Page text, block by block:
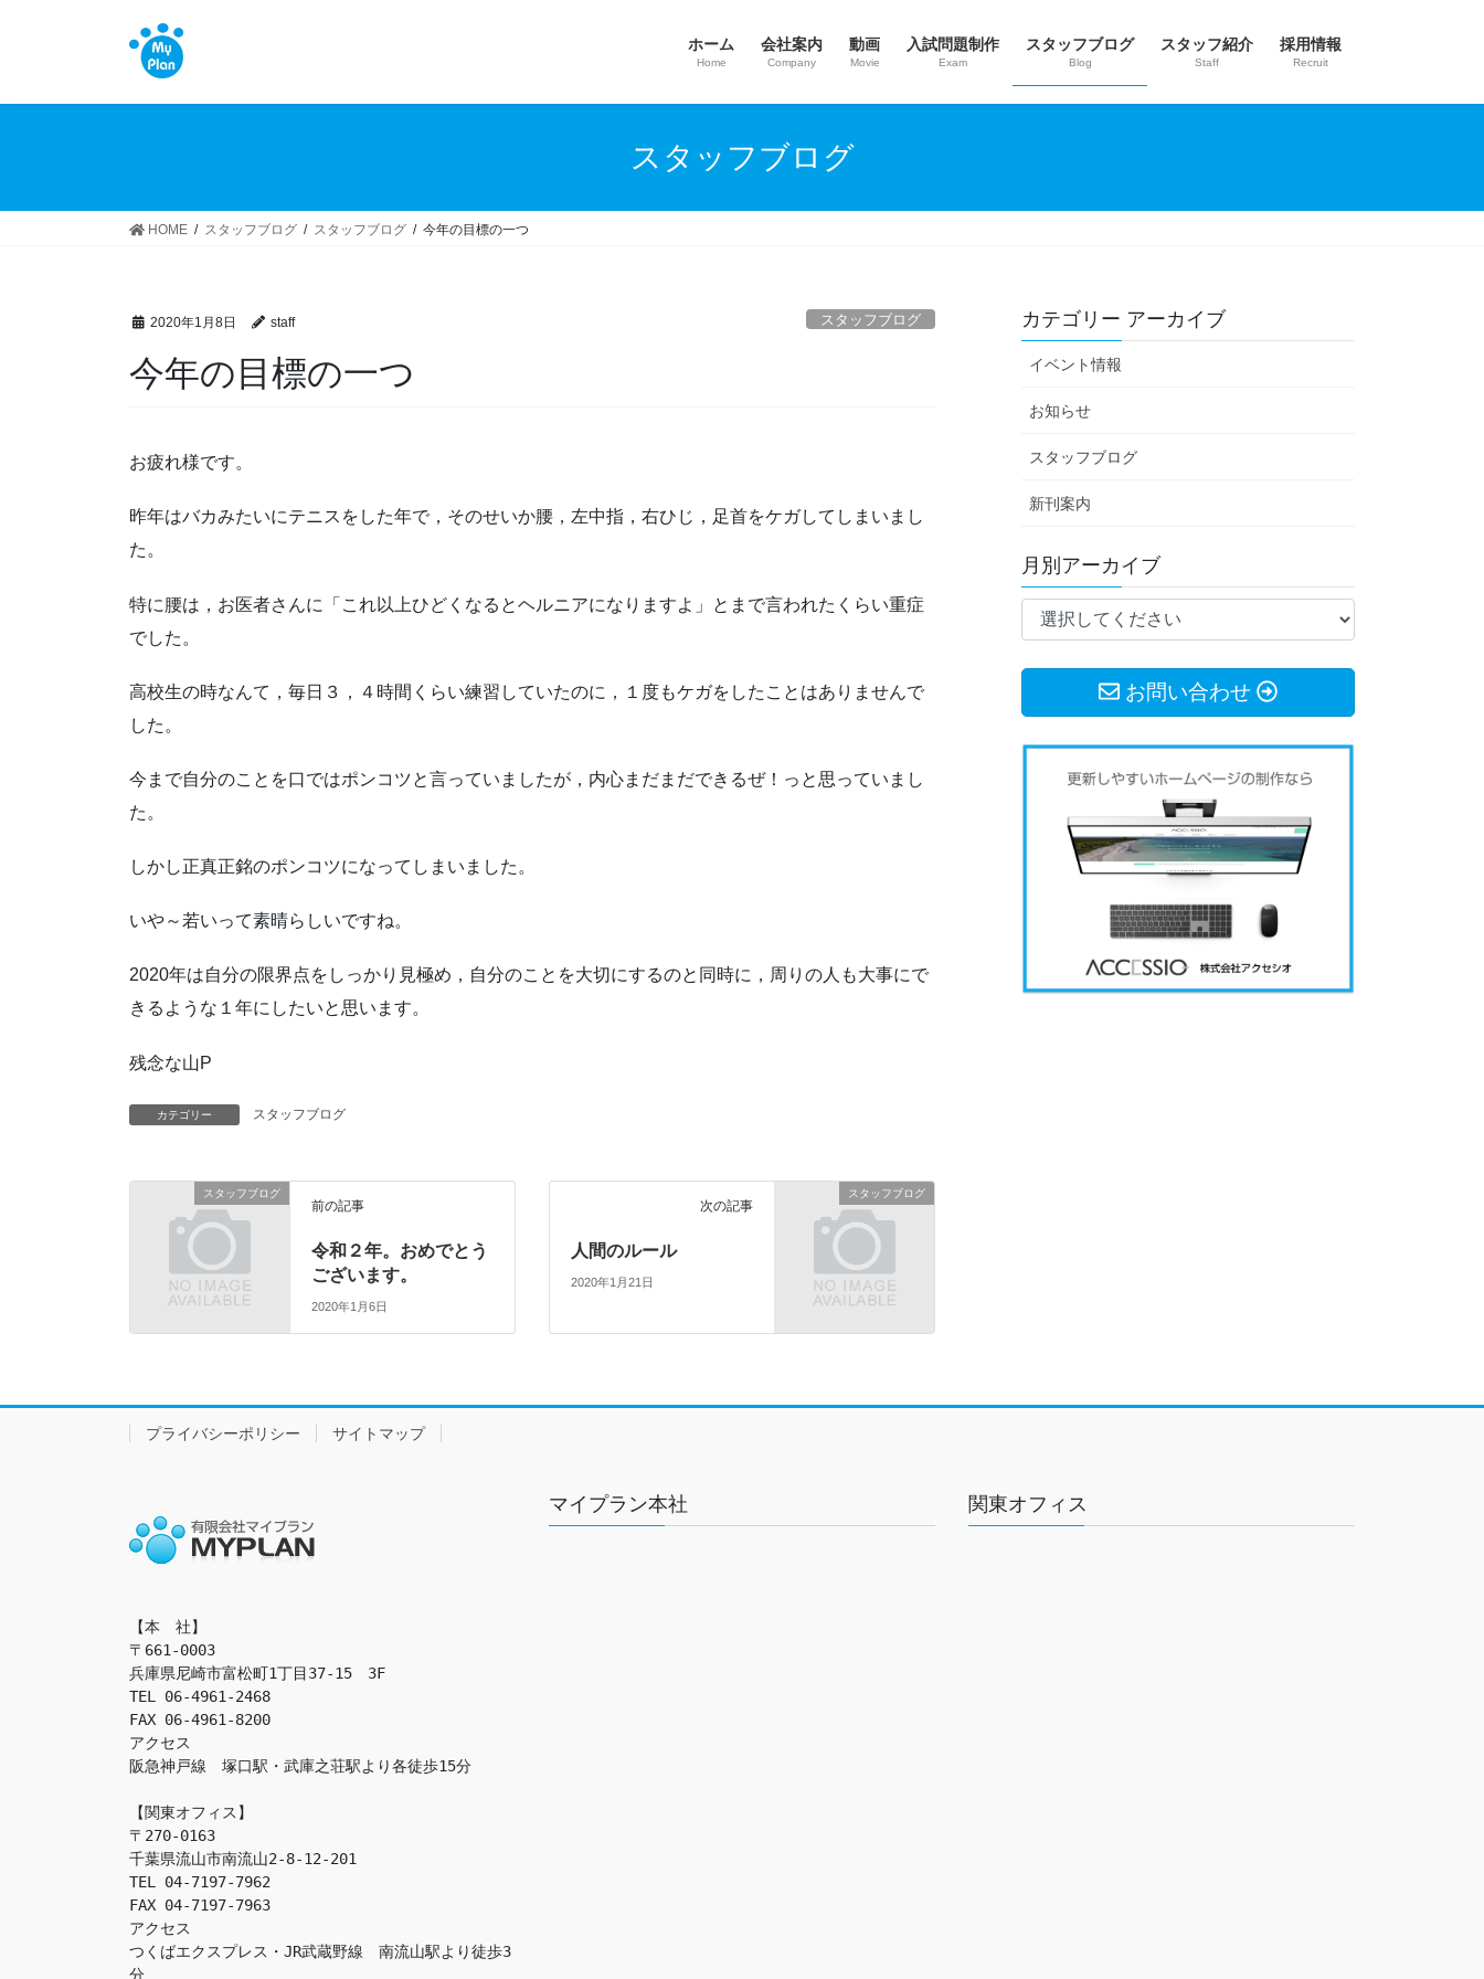
ホーム
Home
会社案内
Company
動画
Movie
入試問題制作
Exam
スタッフブログ
Blog
スタッフ紹介
Staff
採用情報
Recruit
スタッフブログ
HOME スタッフブログ スタッフブログ 今年の目標の一つ
2020年1月8日 staff スタッフブログ
今年の目標の一つ
お疲れ様です。
昨年はバカみたいにテニスをした年で，そのせいか腰，左中指，右ひじ，足首をケガしてしまいまし
た。
特に腰は，お医者さんに「これ以上ひどくなるとヘルニアになりますよ」とまで言われたくらい重症
でした。
高校生の時なんて，毎日３，４時間くらい練習していたのに，１度もケガをしたことはありませんで
した。
今まで自分のことを口ではポンコツと言っていましたが，内心まだまだできるぜ！っと思っていまし
た。
しかし正真正銘のポンコツになってしまいました。
いや～若いって素晴らしいですね。
2020年は自分の限界点をしっかり見極め，自分のことを大切にするのと同時に，周りの人も大事にで
きるような１年にしたいと思います。
残念な山P
カテゴリー スタッフブログ
スタッフブログ
前の記事
令和２年。おめでとう
ございます。
2020年1月6日
スタッフブログ
次の記事
人間のルール
2020年1月21日
カテゴリー アーカイブ
イベント情報
お知らせ
スタッフブログ
新刊案内
月別アーカイブ
お問い合わせ
プライバシーポリシー サイトマップ
【本　社】
〒661-0003
兵庫県尼崎市富松町1丁目37-15　3F
TEL 06-4961-2468
FAX 06-4961-8200
アクセス
阪急神戸線　塚口駅・武庫之荘駅より各徒歩15分
【関東オフィス】
〒270-0163
千葉県流山市南流山2-8-12-201
TEL 04-7197-7962
FAX 04-7197-7963
アクセス
つくばエクスプレス・JR武蔵野線　南流山駅より徒歩3
分
マイプラン本社 関東オフィス